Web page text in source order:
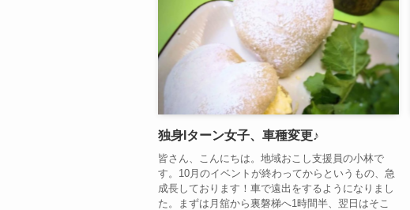
独身Iターン女子、車種変更♪
皆さん、こんにちは。地域おこし支援員の小林で
す。10月のイベントが終わってからというもの、急
成長しております！車で遠出をするようになりまし
た。まずは月舘から裏磐梯へ1時間半、翌日はそこ